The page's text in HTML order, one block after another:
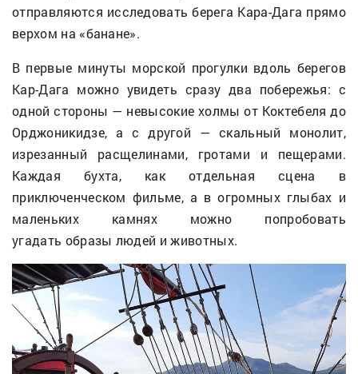
отправляются исследовать берега Кара-Дага прямо
верхом на «банане».
В первые минуты морской прогулки вдоль берегов
Кар-Дага можно увидеть сразу два побережья: с
одной стороны — невысокие холмы от Коктебеля до
Орджоникидзе, а с другой — скальный монолит,
изрезанный расщелинами, гротами и пещерами.
Каждая бухта, как отдельная сцена в
приключенческом фильме, а в огромных глыбах и
маленьких камнях можно попробовать
угадать образы людей и животных.